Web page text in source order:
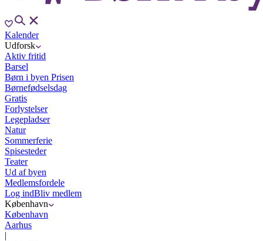
Kalender
Udforsk
Aktiv fritid
Barsel
Børn i byen Prisen
Børnefødselsdag
Gratis
Forlystelser
Legepladser
Natur
Sommerferie
Spisesteder
Teater
Ud af byen
Medlemsfordele
Log indBliv medlem
København
København
Aarhus
|